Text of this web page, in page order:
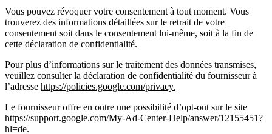
Vous pouvez révoquer votre consentement à tout moment. Vous
trouverez des informations détaillées sur le retrait de votre
consentement soit dans le consentement lui-même, soit à la fin de
cette déclaration de confidentialité.
Pour plus d’informations sur le traitement des données transmises,
veuillez consulter la déclaration de confidentialité du fournisseur à
l’adresse https://policies.google.com/privacy.
Le fournisseur offre en outre une possibilité d’opt-out sur le site
https://support.google.com/My-Ad-Center-Help/answer/12155451?
hl=de.